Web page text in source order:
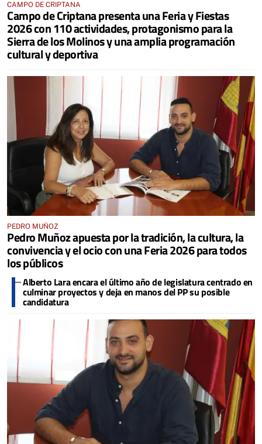
CAMPO DE CRIPTANA
Campo de Criptana presenta una Feria y Fiestas
2026 con 110 actividades, protagonismo para la
Sierra de los Molinos y una amplia programación
cultural y deportiva
PEDRO MUÑOZ
Pedro Muñoz apuesta por la tradición, la cultura, la
convivencia y el ocio con una Feria 2026 para todos
los públicos
Alberto Lara encara el último año de legislatura centrado en
culminar proyectos y deja en manos del PP su posible
candidatura